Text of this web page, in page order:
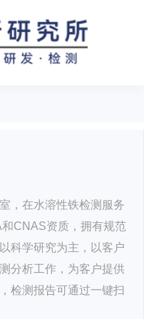
，在水溶性铁检测服务
CNAS资质，拥有规范
科学研究为主，以客户
分析工作，为客户提供
检测报告可通过一键扫